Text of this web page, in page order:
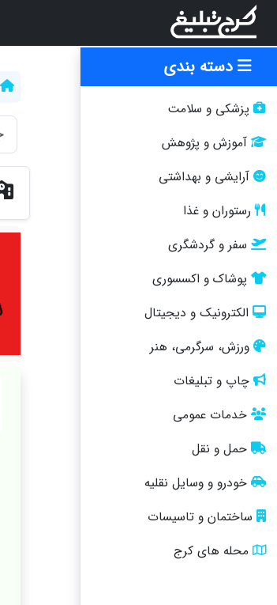
دسته بندی
پزشکی و سلامت
آموزش و پژوهش
آرایشی و بهداشتی
رستوران و غذا
سفر و گردشگری
پوشاک و اکسسوری
الکترونیک و دیجیتال
ورزش، سرگرمی، هنر
چاپ و تبلیغات
خدمات عمومی
حمل و نقل
خودرو و وسایل نقلیه
ساختمان و تاسیسات
محله های کرج